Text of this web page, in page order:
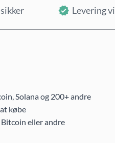
Levering
Solana og 200+ andre
købe
eller andre